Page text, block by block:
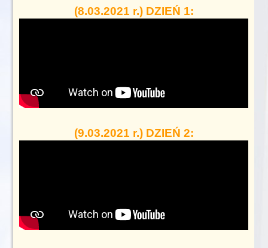
(8.03.2021 r.) DZIEŃ 1:
(9.03.2021 r.) DZIEŃ 2: